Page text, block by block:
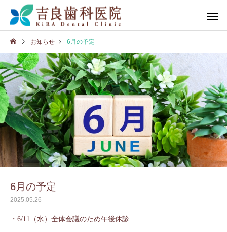
お知らせ 6月の予定
6月の予定
2025.05.26
・6/11（水）全体会議のため午後休診